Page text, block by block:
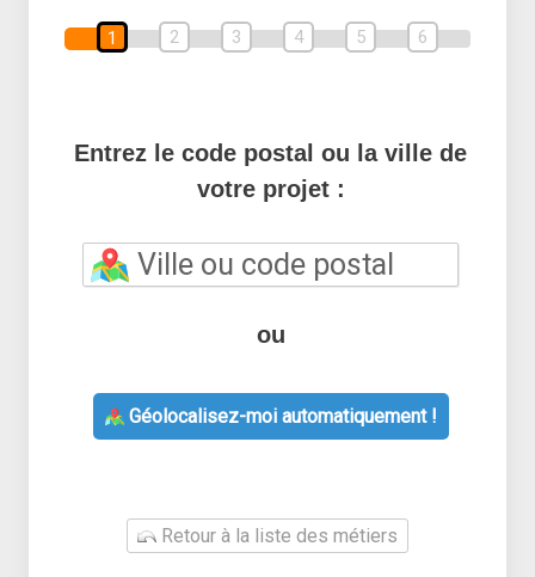
1 2 3 4 5 6
Entrez le code postal ou la ville de
votre projet :
ou
Géolocalisez-moi automatiquement !
Retour à la liste des métiers